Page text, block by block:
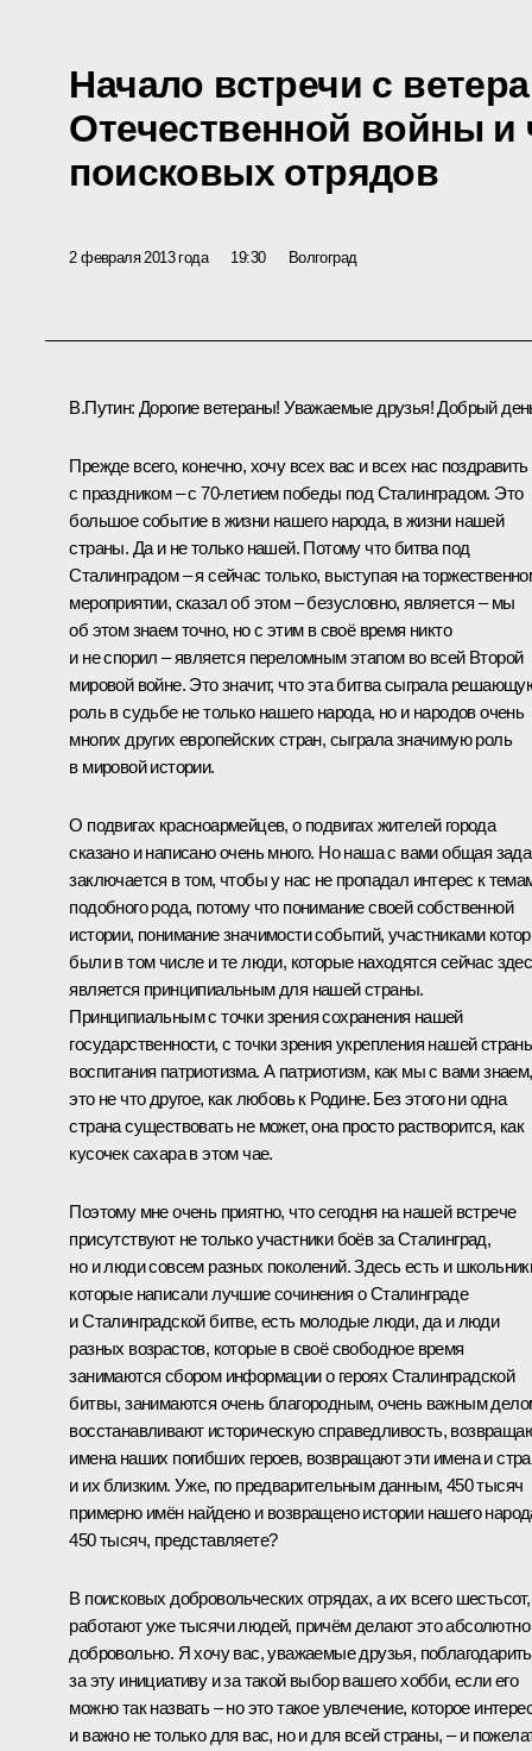
Начало встречи с
Отечественной войны и
поисковых отрядов
2 февраля 2013 года 19:30 Волгоград
В.Путин: Дорогие ветераны! Уважаемые друзья! Добрый
Прежде всего, конечно, хочу всех вас и всех нас поздравить
с праздником – с 70‑летием победы под Сталинградом. Это
большое событие в жизни нашего народа, в жизни нашей
страны. Да и не только нашей. Потому чтобитва под
Сталинградом– я сейчас только, выступая на
мероприятии, сказал об этом – безусловно, является – мы
об этом знаем точно, но с этим в своё время никто
и не спорил – является переломным этапом во всей Второй
мировой войне. Это значит, что эта битва сыграла
роль в судьбе не только нашего народа, но и народов очень
многих других европейских стран, сыграла значимую роль
в мировой истории.
О подвигах красноармейцев, о подвигах жителей города
сказано и написано очень много. Но наша с вами общая
заключается в том, чтобы у нас не пропадал интерес к
подобного рода, потому что понимание своей собственной
истории, понимание значимости событий, участниками
были в том числе и те люди, которые находятся сейчас
является принципиальным для нашей страны.
Принципиальным с точки зрения сохранения нашей
государственности, с точки зрения укрепления нашей
воспитания патриотизма. А патриотизм, как мы с вами знаем,
это не что другое, как любовь к Родине. Без этого ни одна
страна существовать не может, она просто растворится, как
кусочек сахара в этом чае.
Поэтому мне очень приятно, что сегодня на нашей встрече
присутствуют не только участники боёв за Сталинград,
но и люди совсем разных поколений. Здесь есть и
которые написали лучшие сочинения о Сталинграде
и Сталинградской битве, есть молодые люди, да и люди
разных возрастов, которые в своё свободное время
занимаются сбором информации о героях Сталинградской
битвы, занимаются очень благородным, очень важным
восстанавливают историческую справедливость,
имена наших погибших героев, возвращают эти имена и
и их близким. Уже, по предварительным данным, 450 тысяч
примерно имён найдено и возвращено истории нашего
450 тысяч, представляете?
В поисковых добровольческих отрядах, а их всего шестьсот,
работают уже тысячи людей, причём делают это абсолютно
добровольно. Я хочу вас, уважаемые друзья, поблагодарить
за эту инициативу и за такой выбор вашего хобби, если его
можно так назвать – но это такое увлечение, которое
и важно не только для вас, но и для всей страны, – и